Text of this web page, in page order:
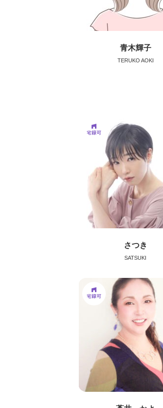
青木輝子
TERUKO AOKI
さつき
SATSUKI